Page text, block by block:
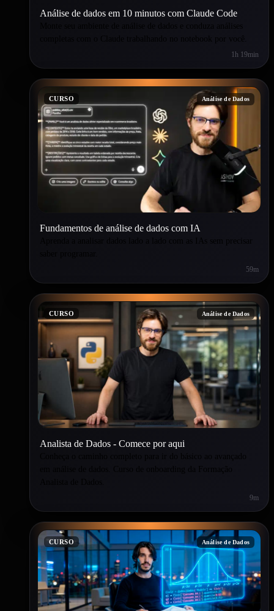
Análise de dados em 10 minutos com Claude Code
Monte seu ambiente de análise de dados e conduza análises
completas com o Claude trabalhando no notebook por você.
1h 19min
CURSO Análise de Dados
Fundamentos de análise de dados com IA
Aprenda a analisar dados lado a lado com as IAs sem precisar
59m
CURSO Análise de Dados
Analista de Dados - Comece por aqui
9m
CURSO Análise de Dados